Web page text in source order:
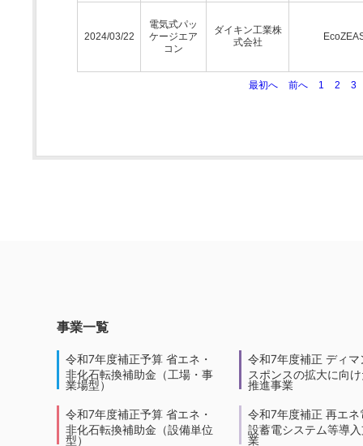
2024/03/22
電気式パッ
ケージエア
コン
ダイキン工業株
式会社
最初へ 前へ 1 2 3
事業一覧
令和7年度補正予算 省エネ・
非化石転換補助金（工場・事
業場型）
令和7年度補正予算 省エネ・
非化石転換補助金（設備単位
型）
令和7年度補正 ディマ
スポンスの拡大に向
推進事業
令和7年度補正 再エネ
設蓄電システム等導
業